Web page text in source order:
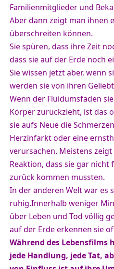
Familienmitglieder und
Aber dann zeigt man ihnen
überschreiten können.
Sie spüren, dass ihre Zeit
dass sie auf der Erde noch
Sie wissen jetzt aber, wenn
werden sie von ihren
Wenn der Fluidumsfaden
Körper zurückzieht, ist das
sie aufs Neue die
Herzinfarkt oder eine
verursachen. Meistens
Reaktion, dass sie gar nicht
zurück kommen mussten.
In der anderen Welt war es
ruhig.Innerhalb weniger
über Leben und Tod völlig
auf der Erde erkennen sie
Während des Lebensfilms
jede Handlung, jede Tat,